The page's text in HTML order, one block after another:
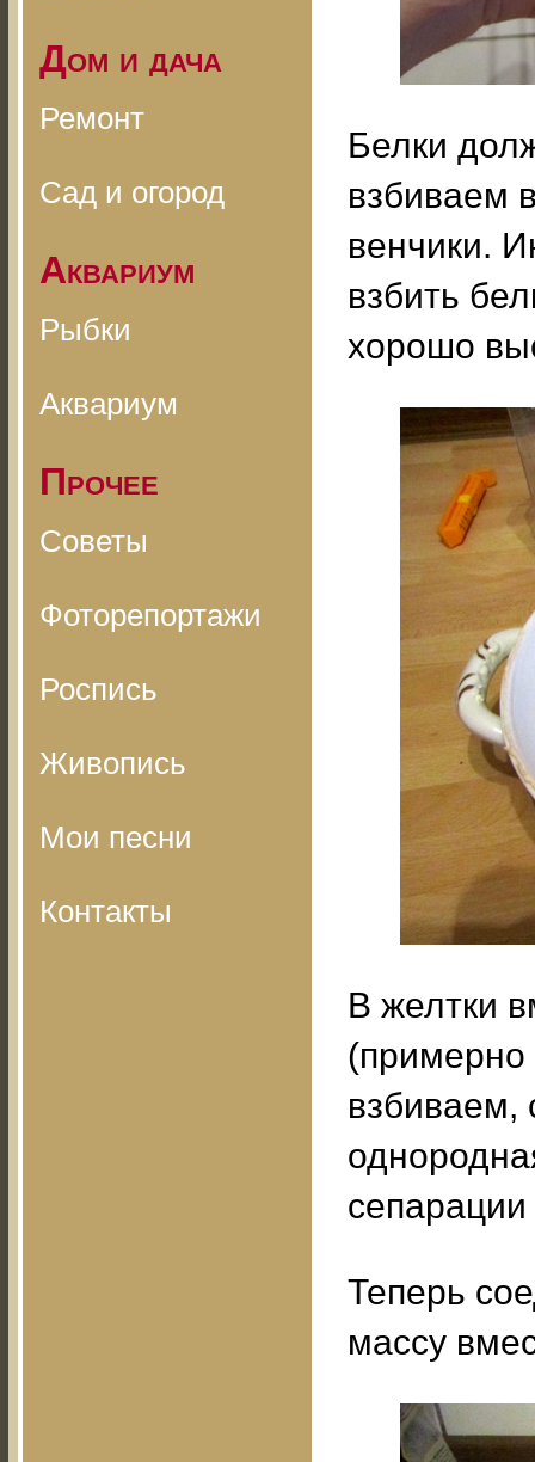
Дом и дача
Ремонт
Сад и огород
Аквариум
Рыбки
Аквариум
Прочее
Советы
Фоторепортажи
Роспись
Живопись
Мои песни
Контакты
Белки
взбиваем
венчики.
взбить
хорошо
В желтки
(примерно
взбиваем,
сепарации
Теперь
массу